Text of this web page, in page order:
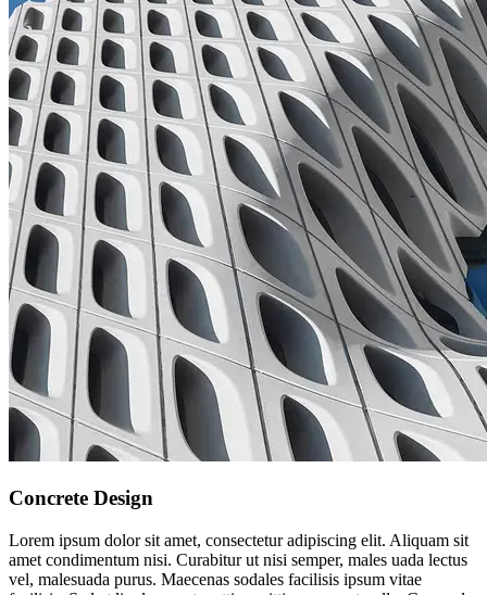
Concrete Design
Lorem ipsum dolor sit amet, consectetur adipiscing elit. Aliquam sit
amet condimentum nisi. Curabitur ut nisi semper, males uada lectus
vel, malesuada purus. Maecenas sodales facilisis ipsum vitae